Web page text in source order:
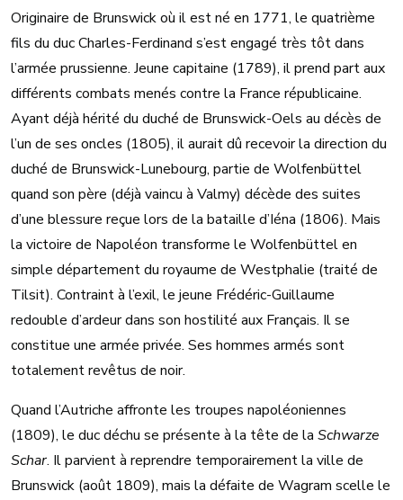
Originaire de Brunswick où il est né en 1771, le quatrième
fils du duc Charles-Ferdinand s’est engagé très tôt dans
l’armée prussienne. Jeune capitaine (1789), il prend part aux
différents combats menés contre la France républicaine.
Ayant déjà hérité du duché de Brunswick-Oels au décès de
l’un de ses oncles (1805), il aurait dû recevoir la direction du
duché de Brunswick-Lunebourg, partie de Wolfenbüttel
quand son père (déjà vaincu à Valmy) décède des suites
d’une blessure reçue lors de la bataille d’Iéna (1806). Mais
la victoire de Napoléon transforme le Wolfenbüttel en
simple département du royaume de Westphalie (traité de
Tilsit). Contraint à l’exil, le jeune Frédéric-Guillaume
redouble d’ardeur dans son hostilité aux Français. Il se
constitue une armée privée. Ses hommes armés sont
totalement revêtus de noir.
Quand l’Autriche affronte les troupes napoléoniennes
(1809), le duc déchu se présente à la tête de la Schwarze
Schar. Il parvient à reprendre temporairement la ville de
Brunswick (août 1809), mais la défaite de Wagram scelle le